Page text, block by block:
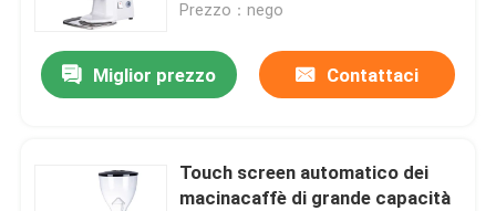
Prezzo：nego
Miglior prezzo Contattaci
Touch screen automatico dei
macinacaffè di grande capacità